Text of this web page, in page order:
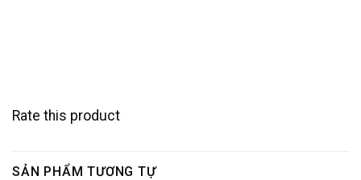
Rate this product
SẢN PHẨM TƯƠNG TỰ